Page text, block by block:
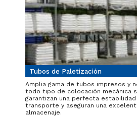
Tubos de Paletización
Amplia gama de tubos impresos y
todo tipo de colocación mecánica
garantizan una perfecta
transporte y aseguran una
almacenaje.